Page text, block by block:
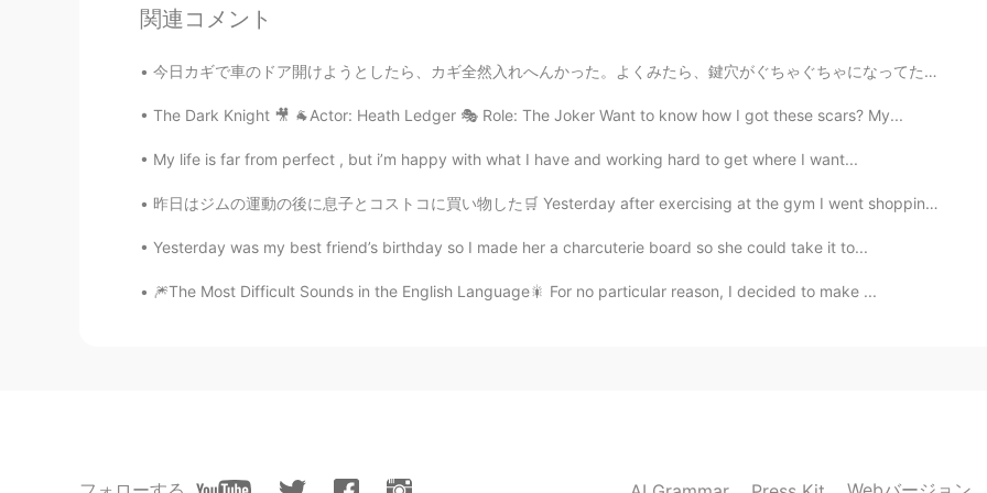
JP EN
自分も同じです。Google翻訳に頼ってしまいます。 多言語にチャレンジしている事はすごい
Google Translate. I think that it is a great thing to be challenged in multiple languages😄
I think you should enjoy and learn 👍 これも翻訳使いました💦
nabe 2019.04.18 03:18
関連コメント
今日カギで車のドア開けようとしたら、カギ全然入れへんかった。よくみたら、鍵穴がぐちゃぐちゃになってた。誰かが車ぱくろうとしたけどめっちゃ失敗。こいつどんだけ下手くそやねん。10歳の子供が爪切りで...
The Dark Knight 🎥 🐐Actor: Heath Ledger 🎭 Role: The Joker Want to know how I got these scars? My...
My life is far from perfect , but i’m happy with what I have and working hard to get where I want...
昨日はジムの運動の後に息子とコストコに買い物した🛒 Yesterday after exercising at the gym I went shopping at Costco with m...
Yesterday was my best friend’s birthday so I made her a charcuterie board so she could take it to...
🎆The Most Difficult Sounds in the English Language🎇 For no particular reason, I decided to make ...